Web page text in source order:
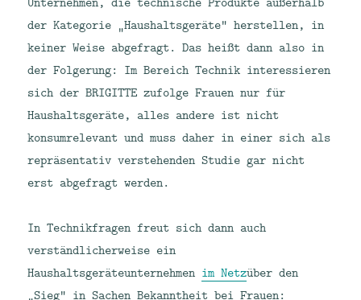
der Kategorie „Haushaltsgeräte“ herstellen, in
keiner Weise abgefragt. Das heißt dann also in
der Folgerung: Im Bereich Technik interessieren
sich der BRIGITTE zufolge Frauen nur für
Haushaltsgeräte, alles andere ist nicht
konsumrelevant und muss daher in einer sich als
repräsentativ verstehenden Studie gar nicht
erst abgefragt werden.
In Technikfragen freut sich dann auch
verständlicherweise ein
Haushaltsgeräteunternehmen im Netzüber den
„Sieg“ in Sachen Bekanntheit bei Frauen: